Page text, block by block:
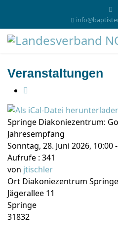
Veranstaltungen
Springe Diakoniezentrum:
Jahresempfang
Sonntag, 28. Juni 2026, 10:00
Aufrufe : 341
von jtischler
Ort Diakoniezentrum Springe
Jägerallee 11
Springe
31832